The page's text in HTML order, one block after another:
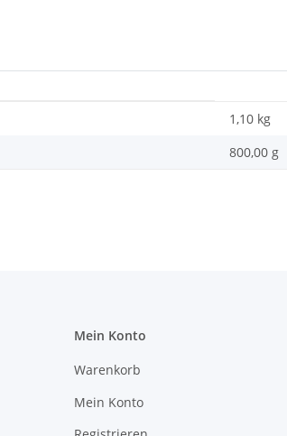
1,10 kg
800,00 g
Mein Konto
Warenkorb
Mein Konto